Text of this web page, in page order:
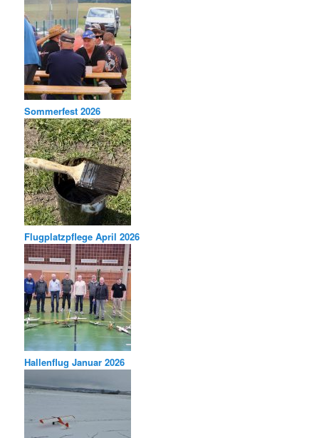
Sommerfest 2026
Flugplatzpflege April 2026
Hallenflug Januar 2026